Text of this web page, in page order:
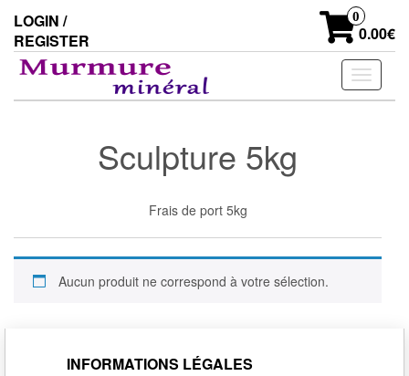
the
content
LOGIN /
REGISTER
0
0.00€
Toggle
Sculpture 5kg
Frais de port 5kg
Aucun produit ne correspond à votre sélection.
INFORMATIONS LÉGALES